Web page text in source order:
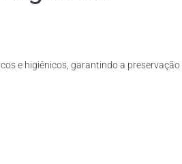
e higiênicos, garantindo a preservação